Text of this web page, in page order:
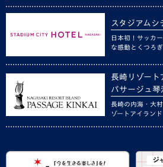
スタジアムシ
日本初！サッカ
な感動とくつろぎ
長崎リゾート
パサージュ琴
長崎の内海・大
ゾートアイランド